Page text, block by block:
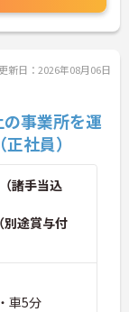
新日：2026年08月06日
事業所を運
社員）
諸手当込
別途賞与付
車5分